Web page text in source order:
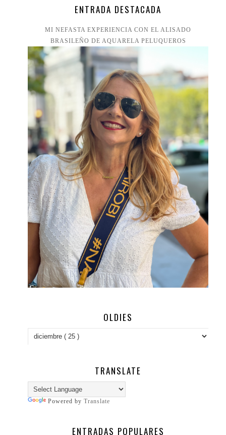
ENTRADA DESTACADA
MI NEFASTA EXPERIENCIA CON EL ALISADO
BRASILEÑO DE AQUARELA PELUQUEROS
OLDIES
TRANSLATE
Powered by Translate
ENTRADAS POPULARES